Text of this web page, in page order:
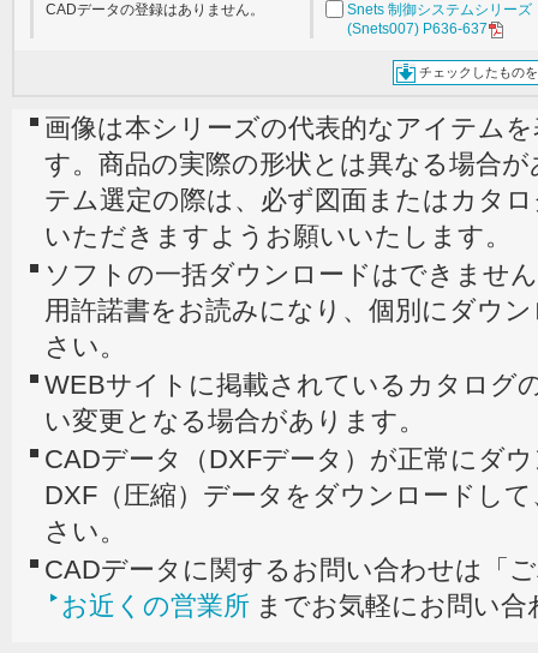
CADデータの登録はありません。
Snets 制御システムシリーズ
(Snets007) P636-637
チェックしたもの
画像は本シリーズの代表的なアイテム
す。商品の実際の形状とは異なる場合
テム選定の際は、必ず図面またはカタ
いただきますようお願いいたします。
ソフトの一括ダウンロードはできませ
用許諾書をお読みになり、個別にダウ
さい。
WEBサイトに掲載されているカタログ
い変更となる場合があります。
CADデータ（DXFデータ）が正常にダ
DXF（圧縮）データをダウンロードし
さい。
CADデータに関するお問い合わせは「
お近くの営業所 までお気軽にお問い